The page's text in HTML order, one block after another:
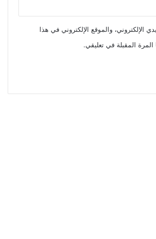
الإلكتروني، والموقع الإلكتروني في هذا
المرة المقبلة في تعليقي.